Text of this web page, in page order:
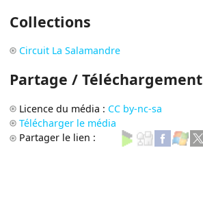
Collections
Circuit La Salamandre
Partage / Téléchargement
Licence du média : CC by-nc-sa
Télécharger le média
Partager le lien :